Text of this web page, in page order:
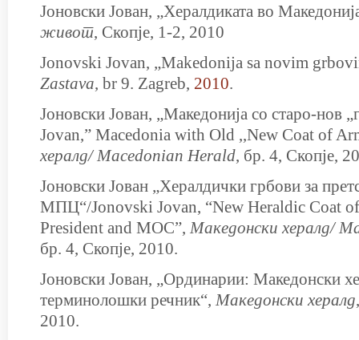
Јоновски Јован, „Хералдиката во
живот, Скопје, 1-2, 2010
Jonovski Jovan, „Makedonija sа novim
Zastava, br 9. Zagreb, 2010.
Јоновски Јован, „Македонија со старо-нов
Jovan,” Macedonia with Old ,,New Coat of
хералд/Macedonian Herald, бр. 4, Скопје,
Јоновски Јован „Хералдички грбови за
МПЦ“/Jonovski Jovan, “New Heraldic Coat
President and MOC”, Македонски хералд/
бр. 4, Скопје, 2010.
Јоновски Јован, „Ординарии: Македонски
терминолошки речник“, Македонски хералд
2010.